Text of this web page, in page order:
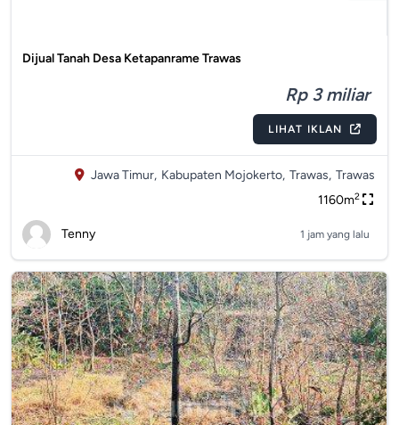
Dijual Tanah Desa Ketapanrame Trawas
Rp 3 miliar
LIHAT IKLAN
Jawa Timur, Kabupaten Mojokerto, Trawas, Trawas
1160m2
Tenny 1 jam yang lalu